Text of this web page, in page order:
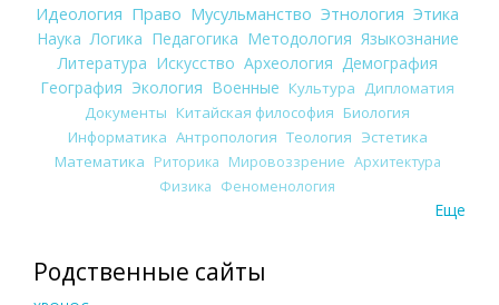
Идеология Право Мусульманство Этнология Этика
Наука Логика Педагогика Методология Языкознание
Литература Искусство Археология Демография
География Экология Военные Культура
Дипломатия
Документы Китайская философия Биология
Информатика Антропология Теология Эстетика
Математика Риторика Мировоззрение Архитектура
Физика Феноменология
Еще
Родственные сайты